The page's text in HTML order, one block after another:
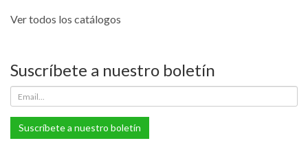
Ver todos los catálogos
Suscríbete a nuestro boletín
Suscríbete a nuestro boletín